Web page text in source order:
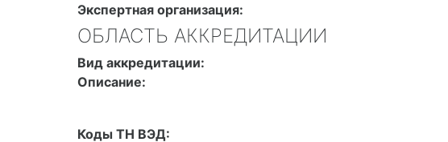
Экспертная организация:
ОБЛАСТЬ АККРЕДИТАЦИИ
Вид аккредитации:
Описание:
Коды ТН ВЭД: